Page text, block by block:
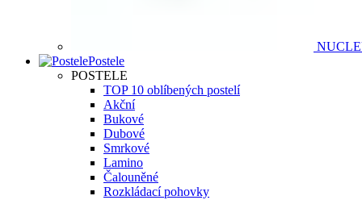
Postele
POSTELE
TOP 10 oblíbených postelí
Akční
Bukové
Dubové
Smrkové
Lamino
Čalouněné
Rozkládací pohovky